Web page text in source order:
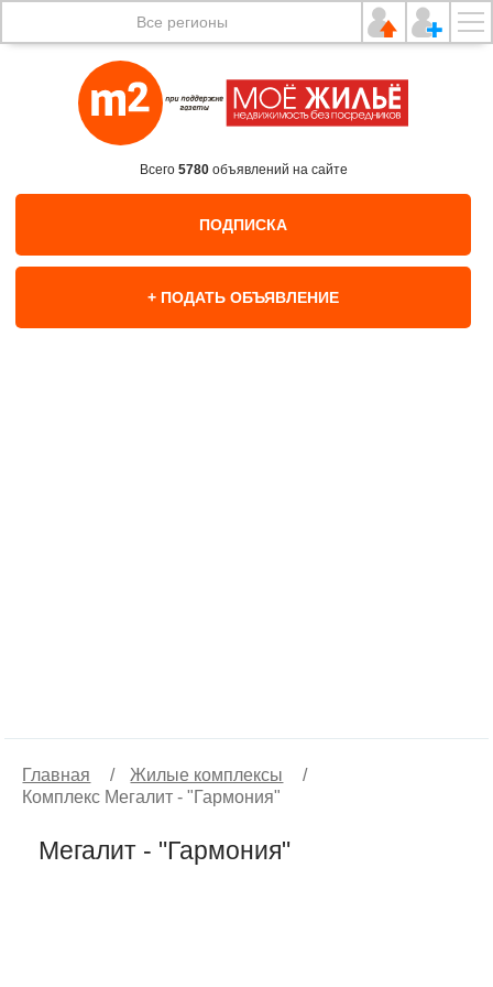
Все регионы
Всего 5780объявлений на сайте
ПОДПИСКА
+ ПОДАТЬ ОБЪЯВЛЕНИЕ
Главная / Жилые комплексы
/
Комплекс Мегалит - "Гармония"
Мегалит - "Гармония"